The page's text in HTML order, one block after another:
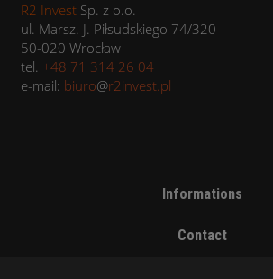
R2 Invest Sp. z o.o.
ul. Marsz. J. Piłsudskiego 74/320
50-020 Wrocław
tel. +48 71 314 26 04
e-mail: biuro@r2invest.pl
Informations
Contact